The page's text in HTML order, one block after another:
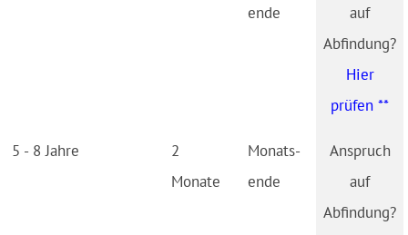
ende
Hier
prüfen **
5 - 8 Jahre
2
Monate
Monats­
ende